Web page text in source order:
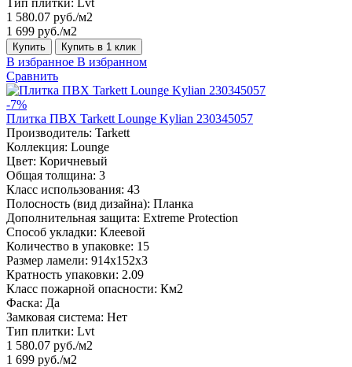
1 580.07 руб./м2
1 699 руб./м2
Купить Купить в 1 клик
В избранное В избранном
Сравнить
-7%
Плитка ПВХ Tarkett Lounge Kylian 230345057
Производитель: Tarkett
Коллекция: Lounge
Цвет: Коричневый
Общая толщина: 3
Класс использования: 43
Полосность (вид дизайна): Планка
Дополнительная защита: Extreme Protection
Способ укладки: Клеевой
Количество в упаковке: 15
Размер ламели: 914x152x3
Кратность упаковки: 2.09
Класс пожарной опасности: Км2
Фаска: Да
Замковая система: Нет
Тип плитки: Lvt
1 580.07 руб./м2
1 699 руб./м2